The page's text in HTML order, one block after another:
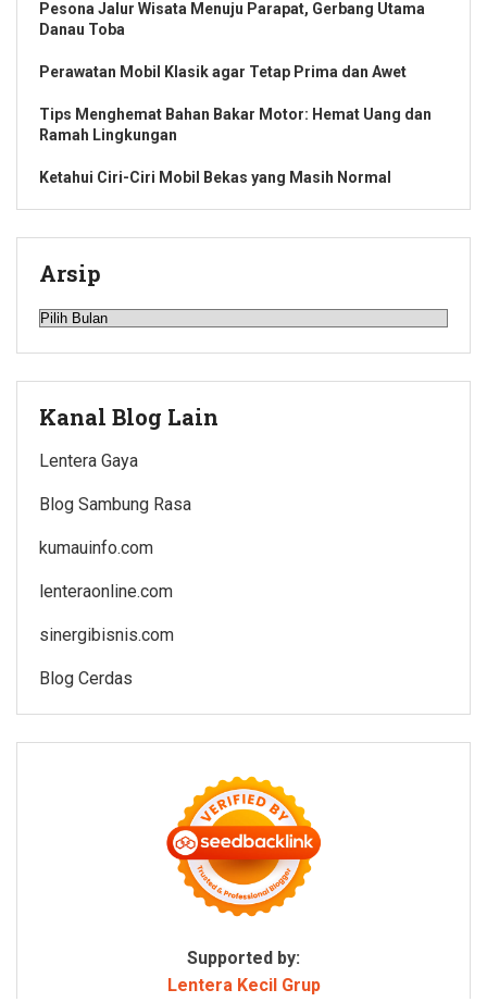
Pesona Jalur Wisata Menuju Parapat, Gerbang Utama
Danau Toba
Perawatan Mobil Klasik agar Tetap Prima dan Awet
Tips Menghemat Bahan Bakar Motor: Hemat Uang dan
Ramah Lingkungan
Ketahui Ciri-Ciri Mobil Bekas yang Masih Normal
Arsip
Arsip
Kanal Blog Lain
Lentera Gaya
Blog Sambung Rasa
kumauinfo.com
lenteraonline.com
sinergibisnis.com
Blog Cerdas
Supported by:
Lentera Kecil Grup